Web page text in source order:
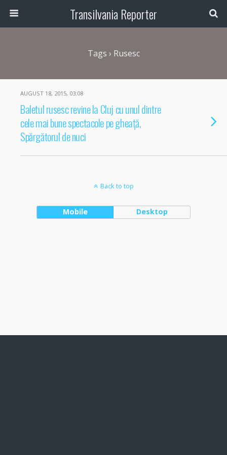
Transilvania Reporter
Tags › Rusesc
AUGUST 18, 2015, 03:08
Baletul rusesc revine la Cluj cu unul dintre
cele mai bune spectacole pe gheață,
Spărgătorul de nuci
Back to top
Mobile Desktop